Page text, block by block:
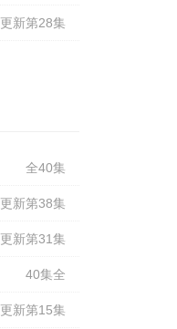
更新第28集
全40集
更新第38集
更新第31集
40集全
更新第15集